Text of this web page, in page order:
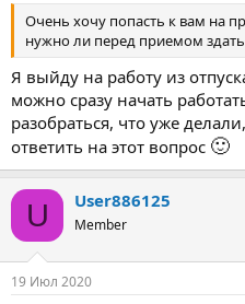
Очень хочу попасть к вам на
нужно ли перед приемом
Я выйду на работу из
можно сразу начать
разобраться, что уже
ответить на этот вопрос 🙂
U User886125
Member
19 Июл 2020